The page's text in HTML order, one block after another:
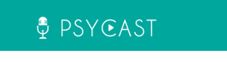
La plataforma y asociación Psycast.es es una propuesta didáctica innovadora de psicología que ofrece información sobre diferentes temáticas psicológicas a través de material audiovisual y la selección de artículos científicos y de divulgación.